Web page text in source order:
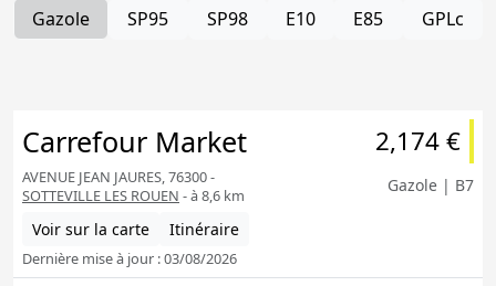
Gazole SP95 SP98 E10 E85 GPLc
Carrefour Market
AVENUE JEAN JAURES, 76300 -
SOTTEVILLE LES ROUEN - à 8,6 km
Voir sur la carte Itinéraire
Dernière mise à jour : 03/08/2026
2,174 €
Gazole | B7